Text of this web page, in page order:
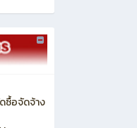
ซื้อจัดจ้าง